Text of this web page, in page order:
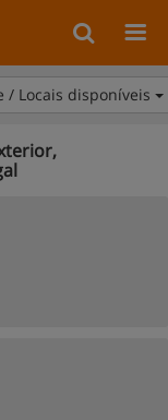
/ Locais disponíveis